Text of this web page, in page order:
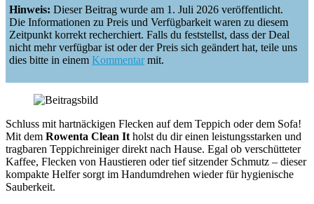
Hinweis: Dieser Beitrag wurde am 1. Juli 2026 veröffentlicht.
Die Informationen zu Preis und Verfügbarkeit waren zu diesem
Zeitpunkt korrekt recherchiert. Falls du feststellst, dass der Deal
nicht mehr verfügbar ist oder der Preis sich geändert hat, teile uns
dies bitte in einem Kommentarmit.
Schluss mit hartnäckigen Flecken auf dem Teppich oder dem Sofa!
Mit dem Rowenta Clean It holst du dir einen leistungsstarken und
tragbaren Teppichreiniger direkt nach Hause. Egal ob verschütteter
Kaffee, Flecken von Haustieren oder tief sitzender Schmutz – dieser
kompakte Helfer sorgt im Handumdrehen wieder für hygienische
Sauberkeit.